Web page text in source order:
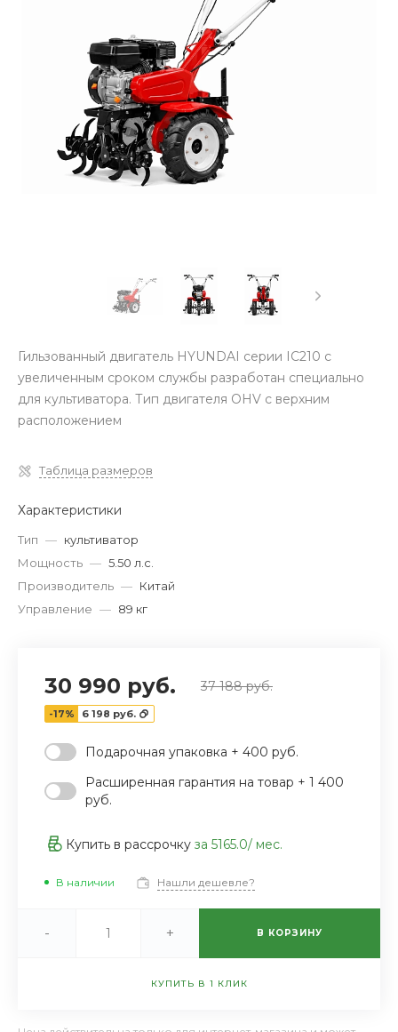
Гильзованный двигатель HYUNDAI серии IC210 с
увеличенным сроком службы разработан специально
для культиватора. Тип двигателя OHV с верхним
расположением
Таблица размеров
Характеристики
Тип — культиватор
Мощность — 5.50 л.с.
Производитель — Китай
Управление — 89 кг
30 990 руб. 37 188 руб.
-17% 6 198 руб.
Подарочная упаковка + 400 руб.
Расширенная гарантия на товар + 1 400
руб.
Купить в рассрочку за 5165.0/ мес.
В наличии Нашли дешевле?
- + В КОРЗИНУ
КУПИТЬ В 1 КЛИК